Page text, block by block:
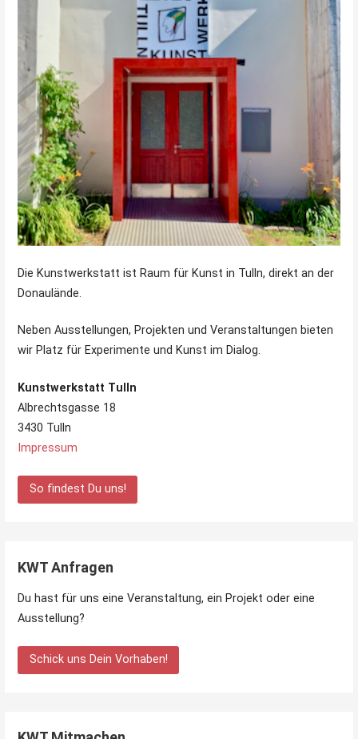
Die Kunstwerkstatt ist Raum für Kunst in Tulln, direkt an der
Donaulände.
Neben Ausstellungen, Projekten und Veranstaltungen bieten
wir Platz für Experimente und Kunst im Dialog.
Kunstwerkstatt Tulln
Albrechtsgasse 18
3430 Tulln
Impressum
So findest Du uns!
KWT Anfragen
Du hast für uns eine Veranstaltung, ein Projekt oder eine
Ausstellung?
Schick uns Dein Vorhaben!